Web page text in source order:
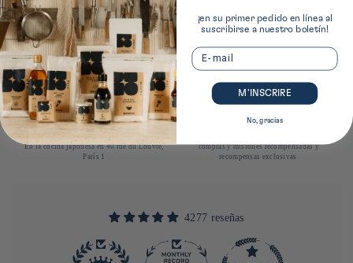
Entrega gratuita
*A partir de 50 € en puntos de recogida en
Francia; a partir de 85 € a domicilio en
Francia; a partir de 90 € a domicilio en Europa
10% de reducción
Área dedicada
En la cocina japonesa en 40 rue du Louvre,
París 1
compras y misiones recompensadas y
recompensas exclusivas
4277 reseñas
¡en su primer pedido en línea al
suscribirse a nuestro boletín!
Email
M’INSCRIRE
No, gracias